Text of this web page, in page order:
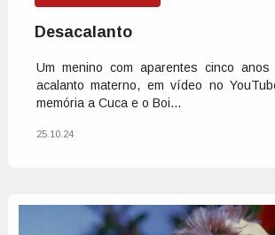
Desacalanto
Um menino com aparentes cinco
acalanto materno, em vídeo no
memória a Cuca e o Boi...
25.10.24